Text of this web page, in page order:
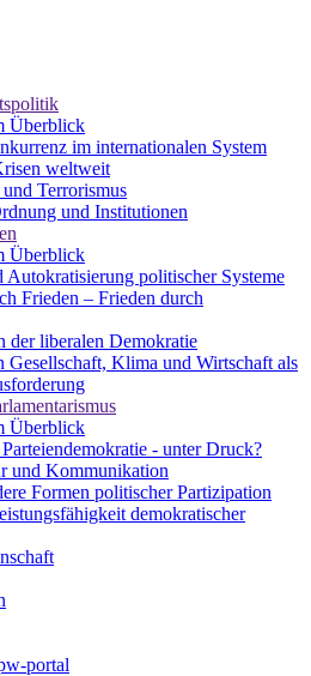
Überblick
im internationalen System
weltweit
Terrorismus
und Institutionen
Überblick
Autokratisierung politischer Systeme
Frieden – Frieden durch
der liberalen Demokratie
Gesellschaft, Klima und Wirtschaft als
Überblick
- unter Druck?
und Kommunikation
Formen politischer Partizipation
demokratischer
portal